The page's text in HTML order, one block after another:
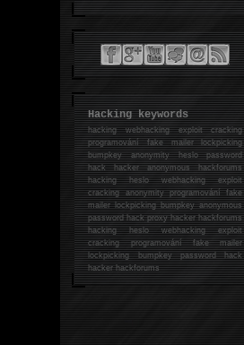
Hacking keywords
hackingwebhacking exploit cracking
programování fake mailer lockpicking
bumpkey anonymity heslo password
hackhacker anonymous hackforums
hackingheslo webhacking exploit
cracking anonymity programování fake
mailer lockpicking bumpkey anonymous
password hack proxy hacker hackforums
hacking heslo webhacking exploit
cracking programování fake mailer
lockpicking bumpkey password hack
hackerhackforums